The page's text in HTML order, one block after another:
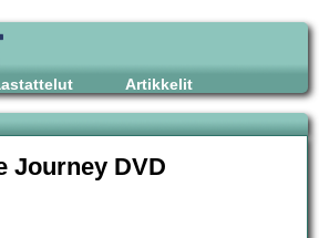
Artikkelit
Journey DVD